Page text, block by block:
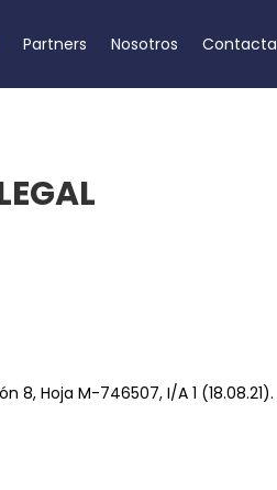
Partners Nosotros Contacta
8, Hoja M-746507, I/A 1 (18.08.21).